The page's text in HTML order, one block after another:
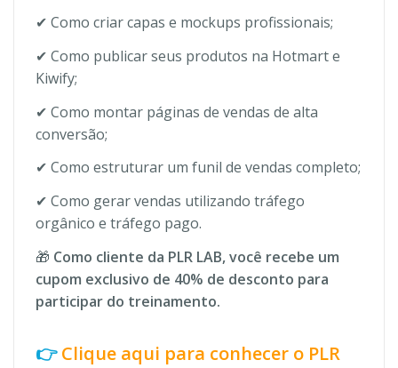
✔ Como criar capas e mockups profissionais;
✔ Como publicar seus produtos na Hotmart e
Kiwify;
✔ Como montar páginas de vendas de alta
conversão;
✔ Como estruturar um funil de vendas completo;
✔ Como gerar vendas utilizando tráfego
orgânico e tráfego pago.
🎁 Como cliente da PLR LAB, você recebe um
cupom exclusivo de 40% de desconto para
participar do treinamento.
👉 Clique aqui para conhecer o PLR